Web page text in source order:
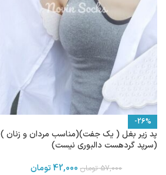
-26%
پد زیر بغل ( یک جفت)(مناسب مردان و زنان )
(سرپد گردهست دالبوری نیست)
57,000 تومان 42,000تومان